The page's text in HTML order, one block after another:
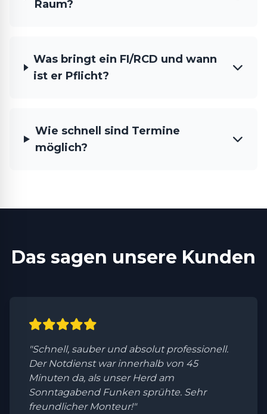
Raum?
Was bringt ein FI/RCD und wann
ist er Pflicht?
Wie schnell sind Termine
möglich?
Das sagen unsere Kunden
"Schnell, sauber und absolut professionell.
Der Notdienst war innerhalb von 45
Minuten da, als unser Herd am
Sonntagabend Funken sprühte. Sehr
freundlicher Monteur!"